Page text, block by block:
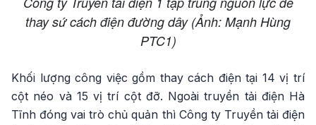
thay sứ cách điện đường dây (Ảnh: Mạnh Hùng
PTC1)
Khối lượng công việc gồm thay cách điện tại 14 vị trí
cột néo và 15 vị trí cột đỡ. Ngoài truyền tải điện Hà
Tĩnh đóng vai trò chủ quản thì Công ty Truyền tải điện